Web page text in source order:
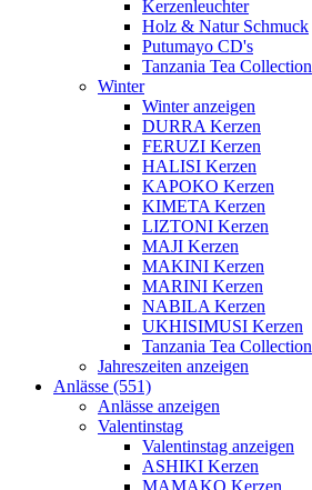
Kerzenleuchter
Holz & Natur Schmuck
Putumayo CD's
Tanzania Tea Collection
Winter
Winter anzeigen
DURRA Kerzen
FERUZI Kerzen
HALISI Kerzen
KAPOKO Kerzen
KIMETA Kerzen
LIZTONI Kerzen
MAJI Kerzen
MAKINI Kerzen
MARINI Kerzen
NABILA Kerzen
UKHISIMUSI Kerzen
Tanzania Tea Collection
Jahreszeiten anzeigen
Anlässe (551)
Anlässe anzeigen
Valentinstag
Valentinstag anzeigen
ASHIKI Kerzen
MAMAKO Kerzen